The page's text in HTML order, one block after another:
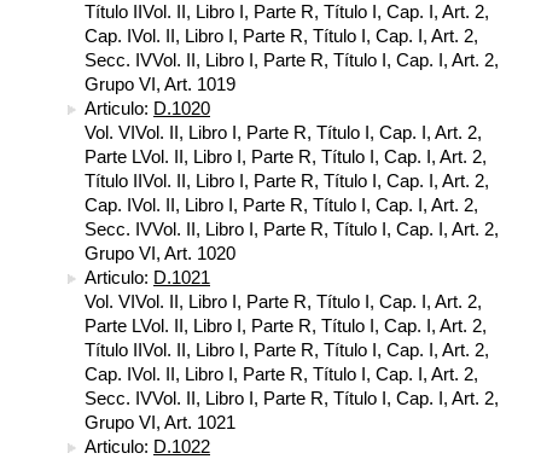
Título IIVol. II, Libro I, Parte R, Título I, Cap. I, Art. 2,
Cap. IVol. II, Libro I, Parte R, Título I, Cap. I, Art. 2,
Secc. IVVol. II, Libro I, Parte R, Título I, Cap. I, Art. 2,
Grupo VI, Art. 1019
Articulo: D.1020
Vol. VIVol. II, Libro I, Parte R, Título I, Cap. I, Art. 2,
Parte LVol. II, Libro I, Parte R, Título I, Cap. I, Art. 2,
Título IIVol. II, Libro I, Parte R, Título I, Cap. I, Art. 2,
Cap. IVol. II, Libro I, Parte R, Título I, Cap. I, Art. 2,
Secc. IVVol. II, Libro I, Parte R, Título I, Cap. I, Art. 2,
Grupo VI, Art. 1020
Articulo: D.1021
Vol. VIVol. II, Libro I, Parte R, Título I, Cap. I, Art. 2,
Parte LVol. II, Libro I, Parte R, Título I, Cap. I, Art. 2,
Título IIVol. II, Libro I, Parte R, Título I, Cap. I, Art. 2,
Cap. IVol. II, Libro I, Parte R, Título I, Cap. I, Art. 2,
Secc. IVVol. II, Libro I, Parte R, Título I, Cap. I, Art. 2,
Grupo VI, Art. 1021
Articulo: D.1022